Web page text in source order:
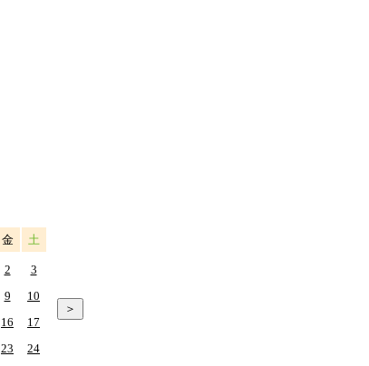
金 土
2
3
9
10
16
17
23
24